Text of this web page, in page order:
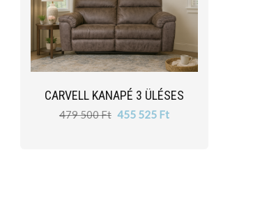
CARVELL KANAPÉ 3 ÜLÉSES
479 500 Ft 455 525 Ft